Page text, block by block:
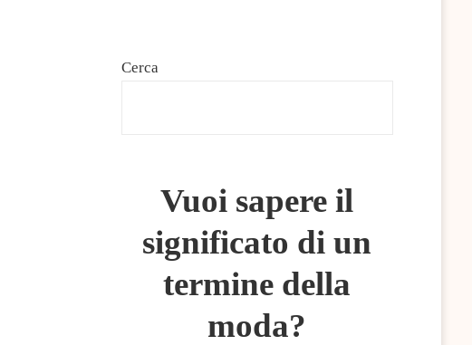
Cerca
Vuoi sapere il
significato di un
termine della
moda?